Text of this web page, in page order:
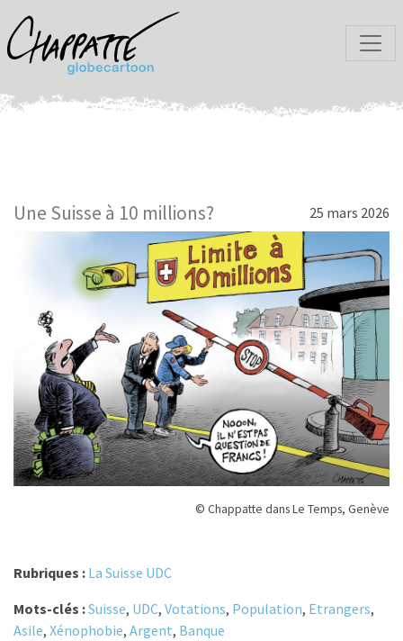
Une Suisse à 10 millions? 25 mars 2026
© Chappatte dans Le Temps, Genève
Rubriques : La Suisse UDC
Mots-clés :Suisse, UDC, Votations, Population, Etrangers,
Asile, Xénophobie, Argent, Banque